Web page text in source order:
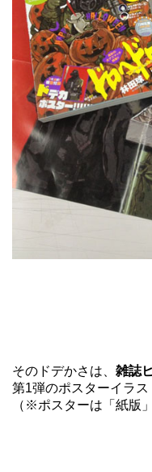
そのドデかさは、 雑誌
第1弾のポスターイラス
（※ポスターは「紙版